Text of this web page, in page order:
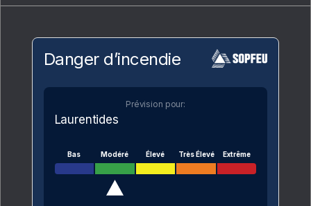
Danger d’incendie
Prévision pour:
Laurentides
Bas Modéré Élevé Très Élevé Extrême